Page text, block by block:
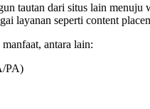
tautan dari situs lain
layanan seperti content
antara lain:
PA)